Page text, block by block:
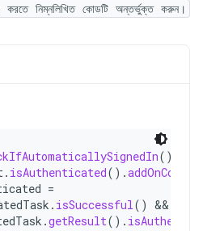
নিম্নলিখিত কোডটি অন্তর্ভুক্ত করুন।
()
. isAuthenticated().
=
. isSuccessful() &&
.getResult().